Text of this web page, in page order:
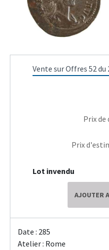
Vente sur Offres 52 du
Prix de
Prix
Lot invendu
AJOUTER
Date : 285
Atelier : Rome